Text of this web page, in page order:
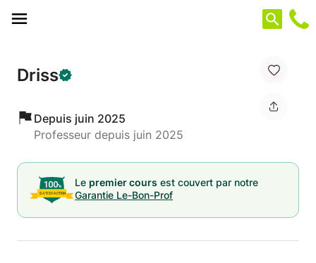
Driss
Depuis juin 2025
Professeur depuis juin 2025
Le premier cours est couvert par notre
Garantie Le-Bon-Prof